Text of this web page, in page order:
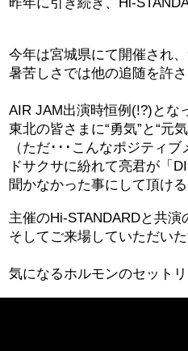
今年は宮城県にて開催され
暑苦しさでは他の追随を許
AIR JAM出演時恒例(!?)とな
東北の皆さまに“勇気”と“元
（ただ･･･こんなポジティ
ドサクサに紛れて亮君が「
聞かなかった事にして頂け
主催のHi-STANDARDと共演
そしてご来場していただい
気になるホルモンのセット